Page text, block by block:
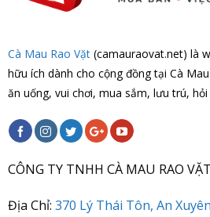
Cà Mau Rao Vặt (camauraovat.net) là
hữu ích dành cho cộng đồng tại Cà
ăn uống, vui chơi, mua sắm, lưu trú,
CÔNG TY TNHH CÀ MAU RAO VẶT
Địa Chỉ: 370 Lý Thái Tôn, An